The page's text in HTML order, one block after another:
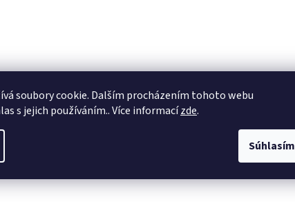
soubory cookie. Dalším procházením tohoto webu
s jejich používáním.. Více informacízde.
Súhlasím